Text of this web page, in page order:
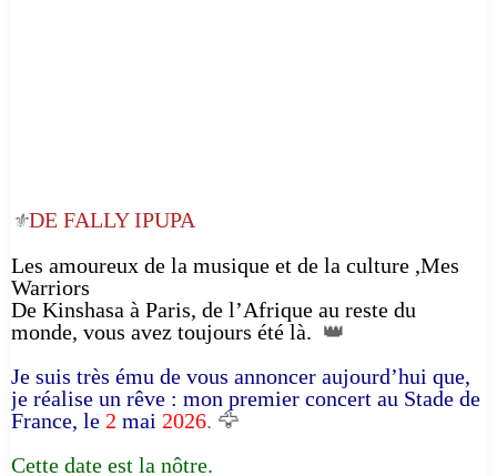
⚜️DE FALLY IPUPA
Les amoureux de la musique et de la culture ,Mes
Warriors
De Kinshasa à Paris, de l’Afrique au reste du
monde, vous avez toujours été là. 👑
Je suis très ému de vous annoncer aujourd’hui que,
je réalise un rêve : mon premier concert au Stade de
France, le 2 mai 2026. 🦅
Cette date est la nôtre.